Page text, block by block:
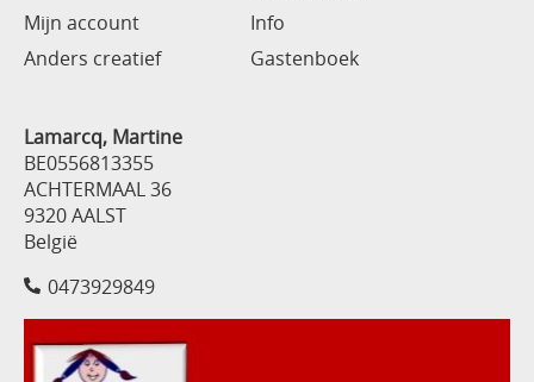
Mijn account
Info
Anders creatief
Gastenboek
Lamarcq, Martine
BE0556813355
ACHTERMAAL 36
9320 AALST
België
0473929849